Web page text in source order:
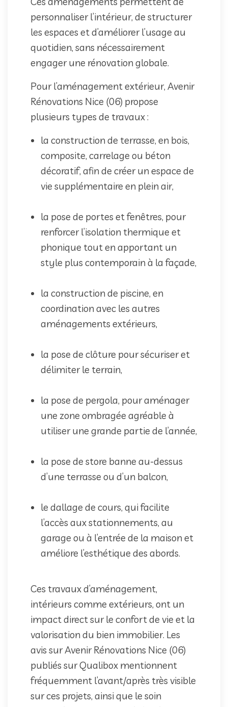
personnaliser l’intérieur, de structurer
les espaces et d’améliorer l’usage au
quotidien, sans nécessairement
engager une rénovation globale.
Pour l’aménagement extérieur, Avenir
Rénovations Nice (06) propose
plusieurs types de travaux :
la construction de terrasse, en bois,
composite, carrelage ou béton
décoratif, afin de créer un espace de
vie supplémentaire en plein air,
la pose de portes et fenêtres, pour
renforcer l’isolation thermique et
phonique tout en apportant un
style plus contemporain à la façade,
la construction de piscine, en
coordination avec les autres
aménagements extérieurs,
la pose de clôture pour sécuriser et
délimiter le terrain,
la pose de pergola, pour aménager
une zone ombragée agréable à
utiliser une grande partie de l’année,
la pose de store banne au-dessus
d’une terrasse ou d’un balcon,
le dallage de cours, qui facilite
l’accès aux stationnements, au
garage ou à l’entrée de la maison et
améliore l’esthétique des abords.
Ces travaux d’aménagement,
intérieurs comme extérieurs, ont un
impact direct sur le confort de vie et la
valorisation du bien immobilier. Les
avis sur Avenir Rénovations Nice (06)
publiés sur Qualibox mentionnent
fréquemment l’avant/après très visible
sur ces projets, ainsi que le soin